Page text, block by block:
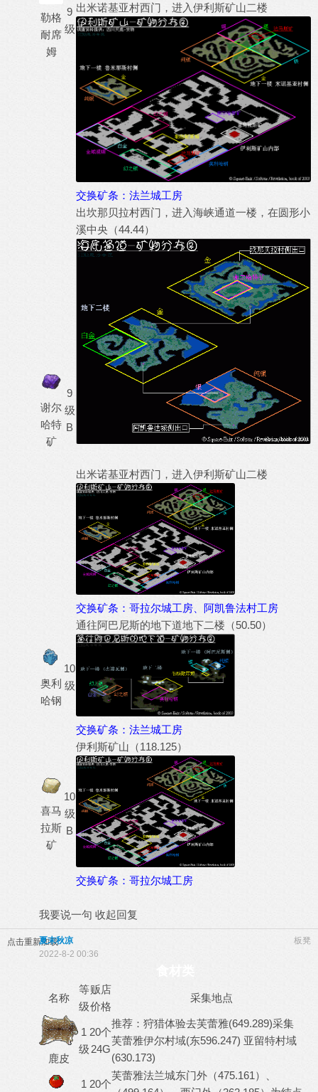
勒格
耐席
姆
9
级
出米诺基亚村西门，进入伊利斯矿山二楼
交换矿条：法兰城工房
谢尔
哈特
矿
9
级
B
出坎那贝拉村西门，进入海峡通道一楼，在圆形小
溪中央（44.44）
出米诺基亚村西门，进入伊利斯矿山二楼
交换矿条：哥拉尔城工房、阿凯鲁法村工房
奥利
哈钢
10
级
通往阿巴尼斯的地下道地下二楼（50.50）
交换矿条：法兰城工房
喜马
拉斯
矿
10
级
B
伊利斯矿山（118.125）
交换矿条：哥拉尔城工房
我要说一句 收起回复
点击重新加载 板凳
夏末秋凉
2022-8-2 00:36
名称
等
级
贩店
价格
采集地点
鹿皮
1
级
20个
24G
推荐：狩猎体验去芙蕾雅(649.289)采集
芙蕾雅伊尔村域(东596.247) 亚留特村域
(630.173)
1 20个
芙蕾雅法兰城东门外（475.161）、